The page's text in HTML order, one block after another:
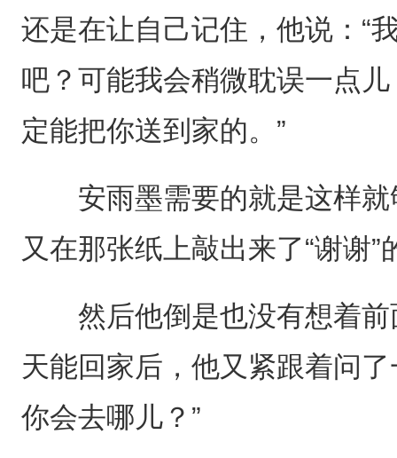
还是在让自己记住，他说：“
吧？可能我会稍微耽误一点
定能把你送到家的。”
安雨墨需要的就是这样就
又在那张纸上敲出来了“谢谢”
然后他倒是也没有想着前
天能回家后，他又紧跟着问
你会去哪儿？”